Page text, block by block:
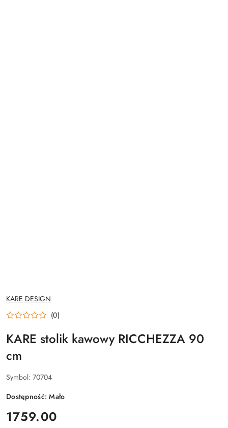
NAZWA
PRODUCENTA:
KARE DESIGN
(0)
KARE stolik kawowy RICCHEZZA 90
cm
Symbol: 70704
Dostępność:Mało
cena:
1759.00